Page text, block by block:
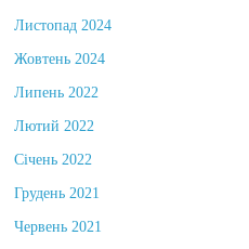
Листопад 2024
Жовтень 2024
Липень 2022
Лютий 2022
Січень 2022
Грудень 2021
Червень 2021